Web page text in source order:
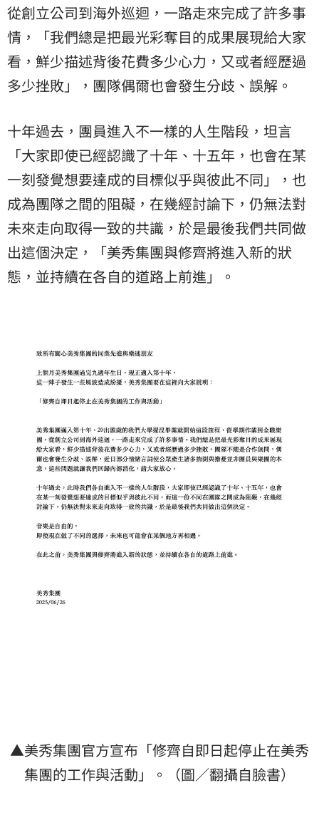
從創立公司到海外巡迴，一路走來完成了許多事
情，「我們總是把最光彩奪目的成果展現給大家
看，鮮少描述背後花費多少心力，又或者經歷過
多少挫敗」，團隊偶爾也會發生分歧、誤解。
十年過去，團員進入不一樣的人生階段，坦言
「大家即使已經認識了十年、十五年，也會在某
一刻發覺想要達成的目標似乎與彼此不同」，也
成為團隊之間的阻礙，在幾經討論下，仍無法對
未來走向取得一致的共識，於是最後我們共同做
出這個決定，「美秀集團與修齊將進入新的狀
態，並持續在各自的道路上前進」。
▲美秀集團官方宣布「修齊自即日起停止在美秀
集團的工作與活動」。（圖／翻攝自臉書）